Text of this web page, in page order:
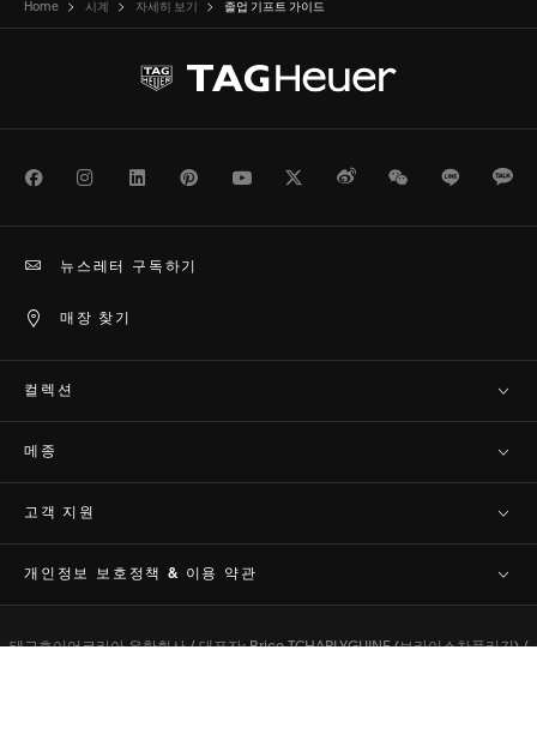
Home 시계 자세히 보기 졸업 기프트 가이드
FacebookInstagram
LinkedInPinterestYoutubeTwitterWeiboWeChatLine
매장 찾기
뉴스레터 구독하기
컬렉션
메종
고객 지원​
개인정보 보호정책 & 이용 약관
태그호이어코리아 유한회사 / 대표자: Brice TCHAPLYGUINE (브라이스차플리긴) /